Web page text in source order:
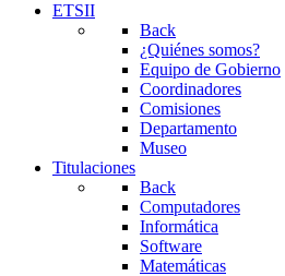
ETSII
Back
¿Quiénes somos?
Equipo de Gobierno
Coordinadores
Comisiones
Departamento
Museo
Titulaciones
Back
Computadores
Informática
Software
Matemáticas